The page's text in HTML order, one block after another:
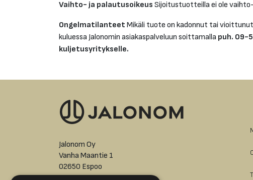
Vaihto- ja palautusoikeus Sijoitustuotteilla ei ole
Ongelmatilanteet Mikäli tuote on kadonnut tai
kuluessa Jalonomin asiakaspalveluun soittamalla puh. 09-
kuljetusyritykselle.
Jalonom Oy
Vanha Maantie 1
02650 Espoo